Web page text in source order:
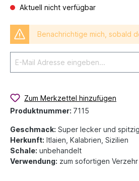
Aktuell nicht verfügbar
Benachrichtige mich, sobald
Zum Merkzettel hinzufügen
Produktnummer: 7115
Geschmack: Super lecker und spitzig
Herkunft: Itlaien, Kalabrien, Sizilien
Schale: unbehandelt
Verwendung: zum sofortigen Verzehr